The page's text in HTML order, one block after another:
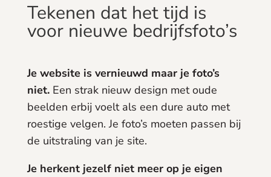
Tekenen dat het tijd is
voor nieuwe bedrijfsfoto’s
Je website is vernieuwd maar je foto’s
niet.Een strak nieuw design met oude
beelden erbij voelt als een dure auto met
roestige velgen. Je foto’s moeten passen bij
de uitstraling van je site.
Je herkent jezelf niet meer op je eigen